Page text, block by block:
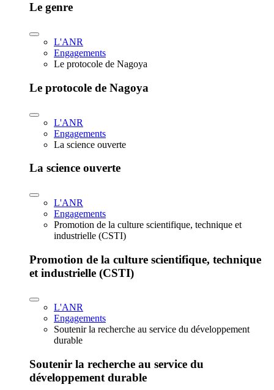
Le genre
L'ANR
Engagements
Le protocole de Nagoya
Le protocole de Nagoya
L'ANR
Engagements
La science ouverte
La science ouverte
L'ANR
Engagements
Promotion de la culture scientifique, technique et
industrielle (CSTI)
Promotion de la culture scientifique, technique
et industrielle (CSTI)
L'ANR
Engagements
Soutenir la recherche au service du développement
durable
Soutenir la recherche au service du
développement durable